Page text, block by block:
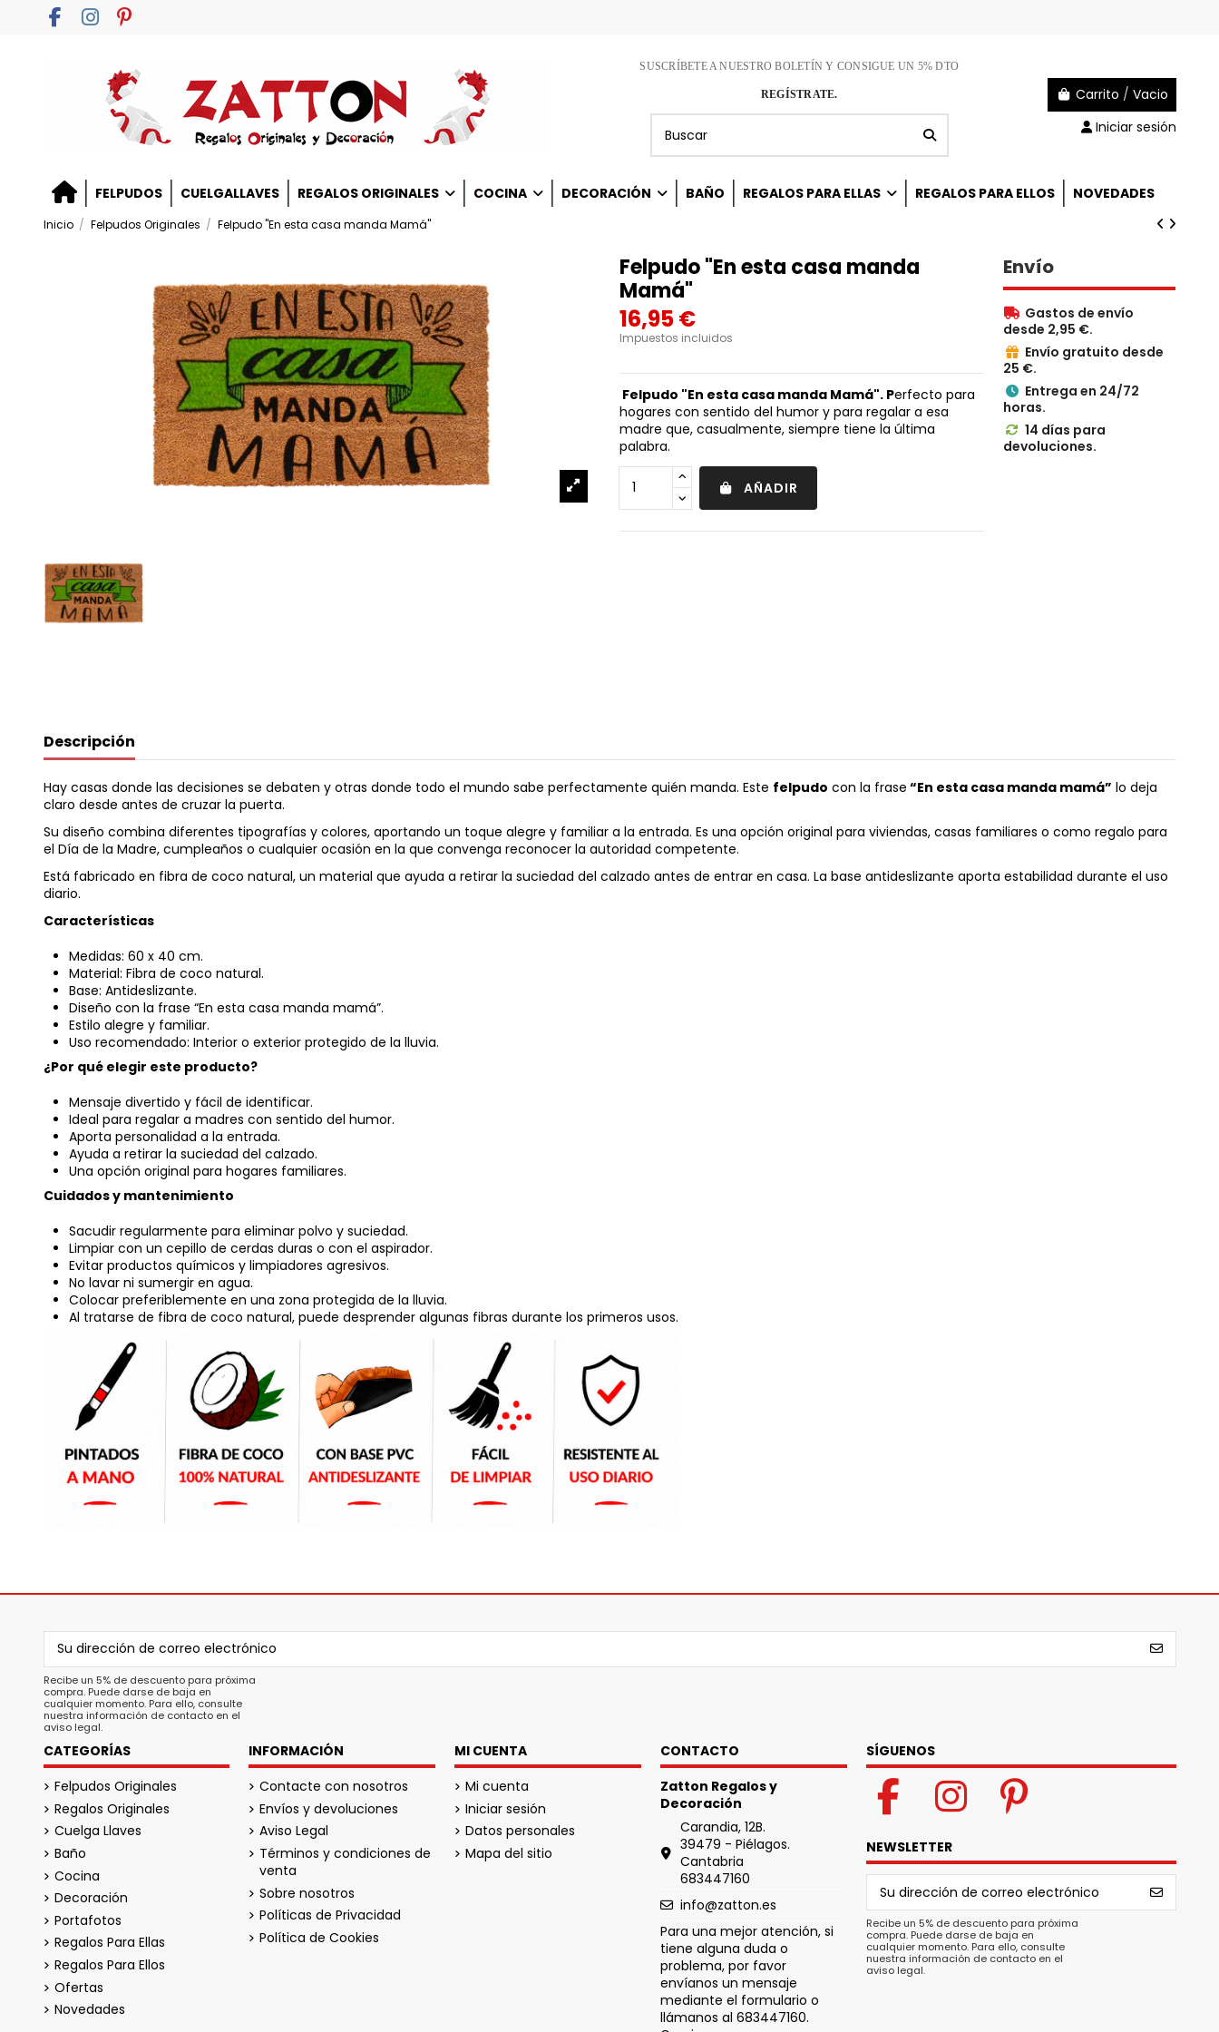
SUSCRÍBETE A NUESTRO BOLETÍN Y CONSIGUE UN 5% DTO
REGÍSTRATE. Carrito / Vacio
Iniciar sesión
FELPUDOS CUELGALLAVES REGALOS ORIGINALES COCINA DECORACIÓN BAÑO REGALOS PARA ELLAS REGALOS PARA ELLOS NOVEDADES
Inicio Felpudos Originales Felpudo "En esta casa manda Mamá"
Felpudo "En esta casa manda
Mamá"
16,95 €
Impuestos incluidos
Felpudo "En esta casa manda Mamá". Perfecto para
hogares con sentido del humor y para regalar a esa
madre que, casualmente, siempre tiene la última
palabra.
AÑADIR
Envío
 Gastos de envío
desde 2,95 €.
 Envío gratuito desde
25 €.
 Entrega en 24/72
horas.
 14 días para
devoluciones.
Descripción
Hay casas donde las decisiones se debaten y otras donde todo el mundo sabe perfectamente quién manda. Este felpudo con la frase “En esta casa manda mamá” lo deja
claro desde antes de cruzar la puerta.
Su diseño combina diferentes tipografías y colores, aportando un toque alegre y familiar a la entrada. Es una opción original para viviendas, casas familiares o como regalo para
el Día de la Madre, cumpleaños o cualquier ocasión en la que convenga reconocer la autoridad competente.
Está fabricado en fibra de coco natural, un material que ayuda a retirar la suciedad del calzado antes de entrar en casa. La base antideslizante aporta estabilidad durante el uso
diario.
Características
Medidas: 60 x 40 cm.
Material: Fibra de coco natural.
Base: Antideslizante.
Diseño con la frase “En esta casa manda mamá”.
Estilo alegre y familiar.
Uso recomendado: Interior o exterior protegido de la lluvia.
¿Por qué elegir este producto?
Mensaje divertido y fácil de identificar.
Ideal para regalar a madres con sentido del humor.
Aporta personalidad a la entrada.
Ayuda a retirar la suciedad del calzado.
Una opción original para hogares familiares.
Cuidados y mantenimiento
Sacudir regularmente para eliminar polvo y suciedad.
Limpiar con un cepillo de cerdas duras o con el aspirador.
Evitar productos químicos y limpiadores agresivos.
No lavar ni sumergir en agua.
Colocar preferiblemente en una zona protegida de la lluvia.
Al tratarse de fibra de coco natural, puede desprender algunas fibras durante los primeros usos.
Recibe un 5% de descuento para próxima
compra. Puede darse de baja en
cualquier momento. Para ello, consulte
nuestra información de contacto en el
aviso legal.
CATEGORÍAS
Felpudos Originales
Regalos Originales
Cuelga Llaves
Baño
Cocina
Decoración
Portafotos
Regalos Para Ellas
Regalos Para Ellos
Ofertas
Novedades
INFORMACIÓN
Contacte con nosotros
Envíos y devoluciones
Aviso Legal
Términos y condiciones de
venta
Sobre nosotros
Políticas de Privacidad
Política de Cookies
MI CUENTA
Mi cuenta
Iniciar sesión
Datos personales
Mapa del sitio
CONTACTO
Zatton Regalos y
Decoración
Carandia, 12B.
39479 - Piélagos.
Cantabria
683447160
info@zatton.es
Para una mejor atención, si
tiene alguna duda o
problema, por favor
envíanos un mensaje
mediante el formulario o
llámanos al 683447160.
SÍGUENOS
NEWSLETTER
Recibe un 5% de descuento para próxima
compra. Puede darse de baja en
cualquier momento. Para ello, consulte
nuestra información de contacto en el
aviso legal.